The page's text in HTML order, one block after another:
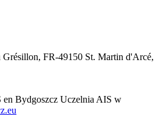
FR-49150 St. Martin d'Arcé,
en Bydgoszcz Uczelnia AIS w